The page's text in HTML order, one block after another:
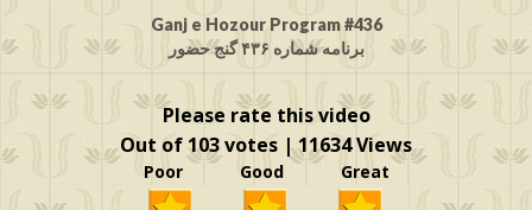
Ganj e Hozour Program #436
برنامه شماره ۴۳۶ گنج حضور
Please rate this video
Out of 103 votes | 11634 Views
Poor Good Great